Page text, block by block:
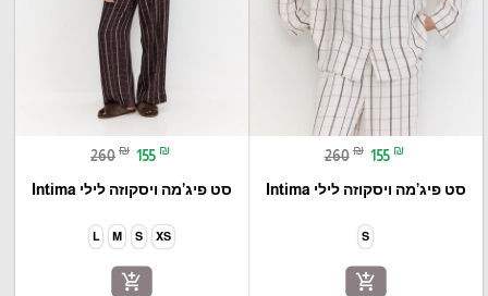
260 ₪ 155 ₪
סט פיג’מה ויסקוזה לילי Intima
S
add_shopping_cart
260 ₪ 155 ₪
סט פיג’מה ויסקוזה לילי Intima
XS
S
M
L
add_shopping_cart